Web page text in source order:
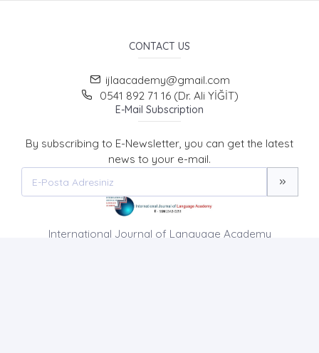
CONTACT US
ijlaacademy@gmail.com
0541 892 71 16 (Dr. Ali YİĞİT)
E-Mail Subscription
By subscribing to E-Newsletter, you can get the latest
news to your e-mail.
International Journal of Language Academy